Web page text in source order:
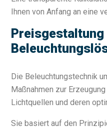
Ihnen von Anfang an eine
Die Beleuchtungstechnik
Maßnahmen zur
Lichtquellen und deren
Sie basiert auf den